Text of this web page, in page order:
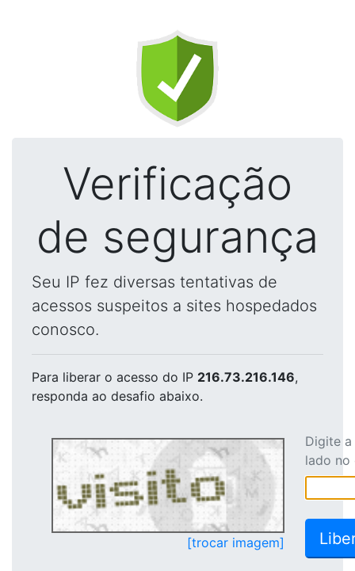
Verificação
de segurança
Seu IP fez diversas tentativas de
acessos suspeitos a sites hospedados
conosco.
Para liberar o acesso do IP 216.73.216.146,
responda ao desafio abaixo.
[trocar imagem]
Digite
lado no